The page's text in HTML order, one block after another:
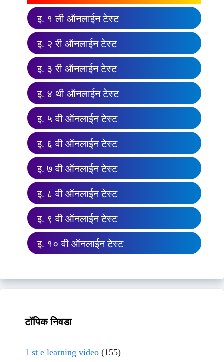
इ. १ ली ऑनलाईन टेस्ट
इ. २ री ऑनलाईन टेस्ट
इ. ३ री ऑनलाईन टेस्ट
इ. ४ थी ऑनलाईन टेस्ट
इ. ५ वी ऑनलाईन टेस्ट
इ. ६ वी ऑनलाईन टेस्ट
इ. ७ वी ऑनलाईन टेस्ट
इ. ८ वी ऑनलाईन टेस्ट
इ. ९ वी ऑनलाईन टेस्ट
इ. १० वी ऑनलाईन टेस्ट
टॉपिक निवडा
1 st e learning video (155)